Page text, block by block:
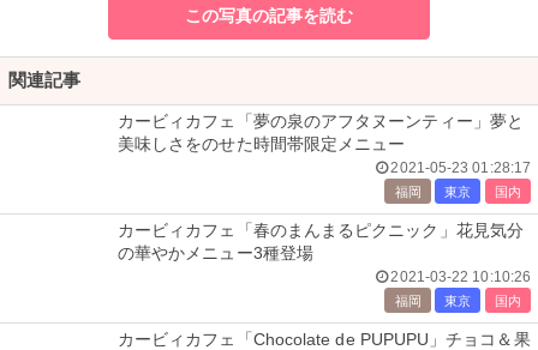
この写真の記事を読む
関連記事
カービィカフェ「夢の泉のアフタヌーンティー」夢と
美味しさをのせた時間帯限定メニュー
2021-05-23 01:28:17
福岡 東京 国内
カービィカフェ「春のまんまるピクニック」花見気分
の華やかメニュー3種登場
2021-03-22 10:10:26
福岡 東京 国内
カービィカフェ「Chocolate de PUPUPU」チョコ＆果